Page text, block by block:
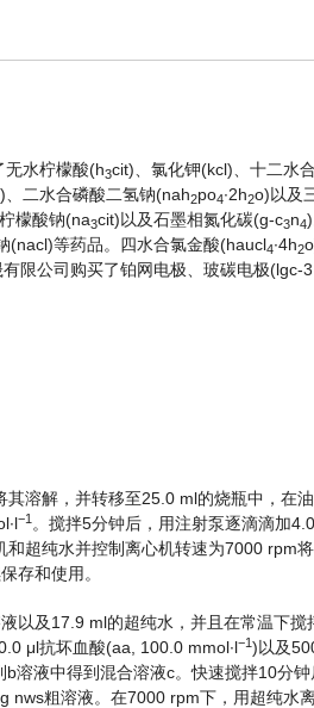
无水柠檬酸(h3cit)、氯化钾(kcl)、十二水
、二水合磷酸二氢钠(nah2po4∙2h2o)以及
檬酸钠(na3cit)以及石墨相氮化碳(g-c3n4
(nacl)等药品。四水合氯金酸(haucl4∙4h2
限公司购买了铂网电极、玻碳电极(lgc-
溶解，并转移至25.0 ml的烧瓶中，在
−1 。搅拌5分钟后，用注射泵逐滴滴加
超纯水并控制离心机转速为7000 rpm
存和使用。
以及17.9 ml的超纯水，并且在常温下搅
μl抗坏血酸(aa, 100.0 mmol∙l−1)以及
溶液中得到混合溶液c。快速搅拌10分
nws粗溶液。在7000 rpm下，用超纯水